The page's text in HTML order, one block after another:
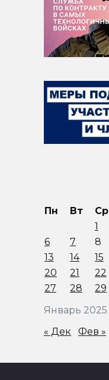
Январь 2025
Пн Вт Ср
1
6
7 8
13
14 15
20
21 22
27
28 29
« Дек Фев »